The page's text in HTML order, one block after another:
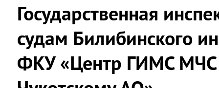
Государственная
судам Билибинского
ФКУ «Центр ГИМС МЧС